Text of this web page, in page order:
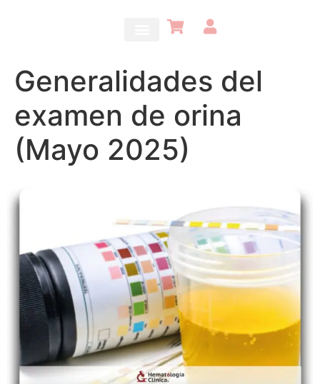
Generalidades del
examen de orina
(Mayo 2025)